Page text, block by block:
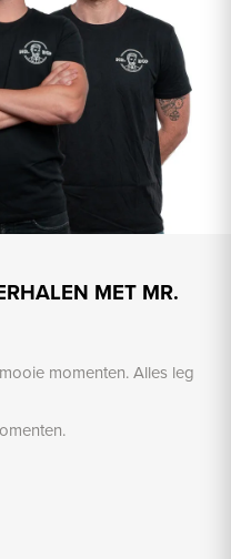
MET MR.
momenten. Alles leg